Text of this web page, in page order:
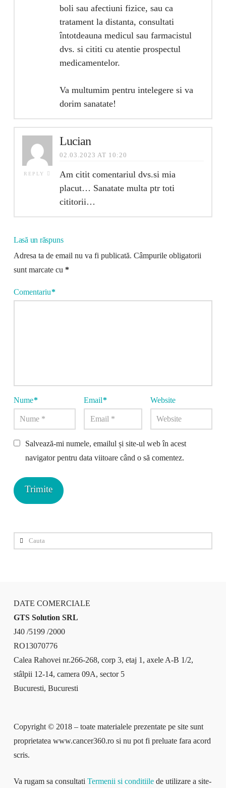
boli sau afectiuni fizice, sau ca
tratament la distanta, consultati
întotdeauna medicul sau farmacistul
dvs. si cititi cu atentie prospectul
medicamentelor.
Va multumim pentru intelegere si va
dorim sanatate!
REPLY
Lucian
02.03.2023 AT 10:20
Am citit comentariul dvs.si mia
placut… Sanatate multa ptr toti
cititorii…
Lasă un răspuns
Adresa ta de email nu va fi publicată. Câmpurile obligatorii
sunt marcate cu *
Comentariu*
Nume* Email* Website
Salvează-mi numele, emailul și site-ul web în acest
navigator pentru data viitoare când o să comentez.
Cauta
DATE COMERCIALE
GTS Solution SRL
J40 /5199 /2000
RO13070776
Calea Rahovei nr.266-268, corp 3, etaj 1, axele A-B 1/2,
stâlpii 12-14, camera 09A, sector 5
Bucuresti, Bucuresti
Copyright © 2018 – toate materialele prezentate pe site sunt
proprietatea www.cancer360.ro si nu pot fi preluate fara acord
scris.
Va rugam sa consultati Termenii si conditiilede utilizare a site-